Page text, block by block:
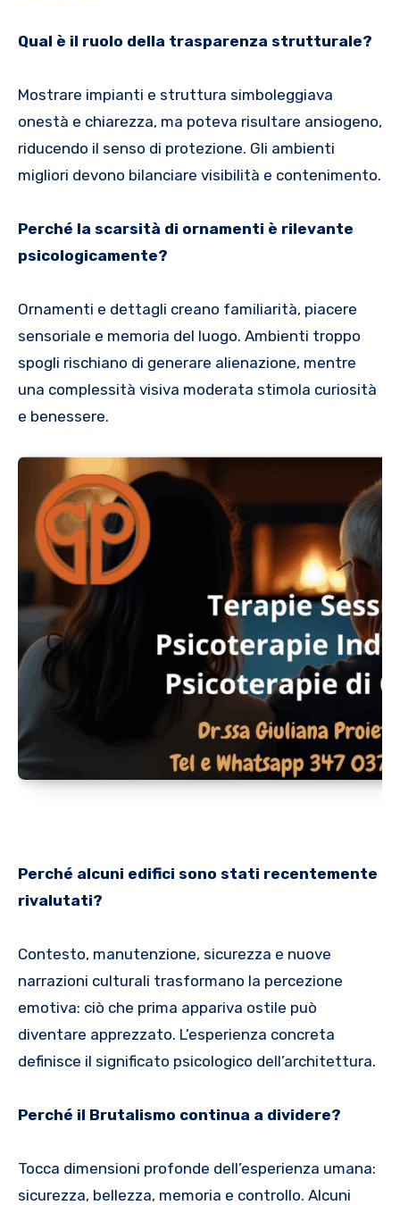
Qual è il ruolo della trasparenza strutturale?
Mostrare impianti e struttura simboleggiava
onestà e chiarezza, ma poteva risultare ansiogeno,
riducendo il senso di protezione. Gli ambienti
migliori devono bilanciare visibilità e contenimento.
Perché la scarsità di ornamenti è rilevante
psicologicamente?
Ornamenti e dettagli creano familiarità, piacere
sensoriale e memoria del luogo. Ambienti troppo
spogli rischiano di generare alienazione, mentre
una complessità visiva moderata stimola curiosità
e benessere.
Perché alcuni edifici sono stati recentemente
rivalutati?
Contesto, manutenzione, sicurezza e nuove
narrazioni culturali trasformano la percezione
emotiva: ciò che prima appariva ostile può
diventare apprezzato. L’esperienza concreta
definisce il significato psicologico dell’architettura.
Perché il Brutalismo continua a dividere?
Tocca dimensioni profonde dell’esperienza umana:
sicurezza, bellezza, memoria e controllo. Alcuni